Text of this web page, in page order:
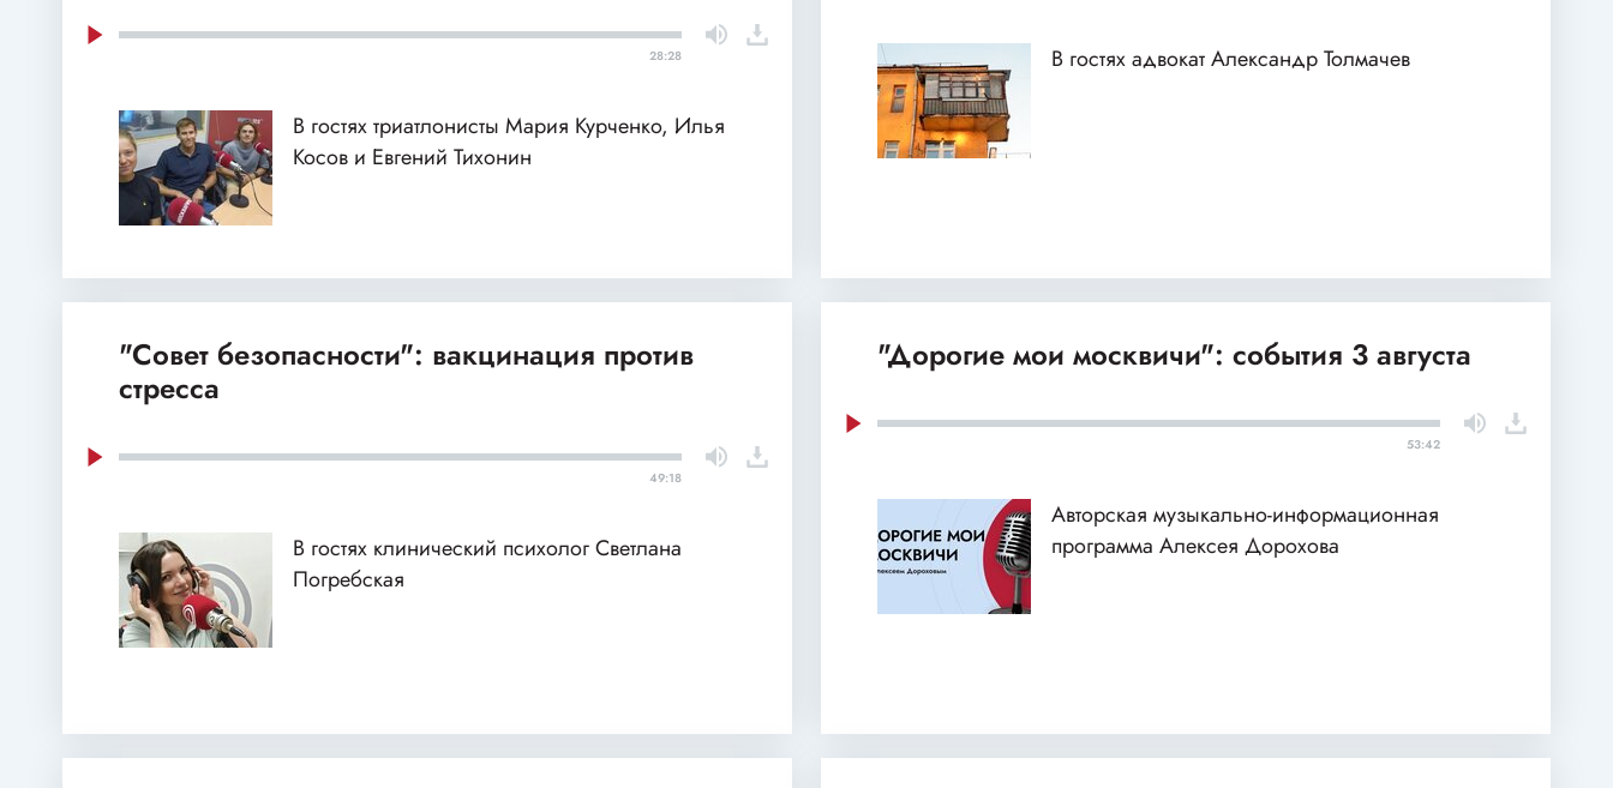
28:28
В гостях триатлонисты Мария Курченко, Илья
Косов и Евгений Тихонин
В гостях адвокат Александр Толмачев
"Совет безопасности": вакцинация против
стресса
49:18
В гостях клинический психолог Светлана
Погребская
"Дорогие мои москвичи": события 3 августа
53:42
Авторская музыкально-информационная
программа Алексея Дорохова